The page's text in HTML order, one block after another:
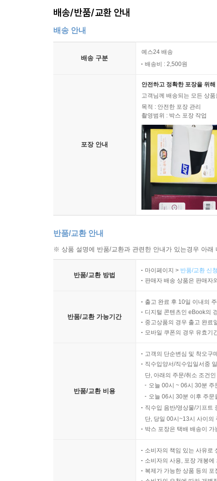
배송/반품/교환 안내
배송 안내
배송 구분
예스24 배송
배송비 : 2,500원
포장 안내
안전하고 정확한 포장을 위
고객님께 배송되는 모든 상
목적 : 안전한 포장 관리
촬영범위 : 박스 포장 작업
반품/교환 안내
※ 상품 설명에 반품/교환과 관련한 안내가 있는경우 아
반품/교환 방법
마이페이지 > 반품/교환 신
판매자 배송 상품은 판매자
반품/교환 가능기간
출고 완료 후 10일 이내의
디지털 콘텐츠인 eBook의
중고상품의 경우 출고 완료
모바일 쿠폰의 경우 유효기
반품/교환 비용
고객의 단순변심 및 착오구
직수입양서/직수입일서중
단, 아래의 주문/취소 조건
오늘 00시 ~ 06시 30분
오늘 06시 30분 이후 주
직수입 음반/영상물/기프트
단, 당일 00시~13시 사이의
박스 포장은 택배 배송이
소비자의 책임 있는 사유로
소비자의 사용, 포장 개봉
복제가 가능한 상품 등의